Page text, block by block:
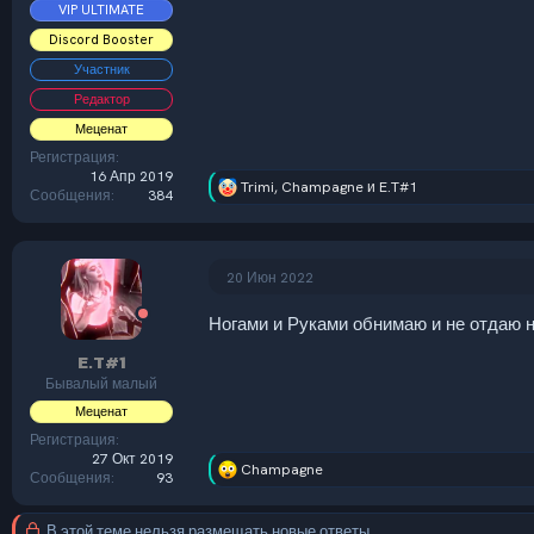
VIP ULTIMATE
Discord Booster
Участник
Редактор
Меценат
Регистрация
16 Апр 2019
Сообщения
384
Р
:
Trimi, Champagneи E.T#1
E.T#1
Бывалый малый
Меценат
Регистрация
27 Окт 2019
Сообщения
93
20 Июн 2022
Ногами и Руками обнимаю и не
Р
а
Champagne